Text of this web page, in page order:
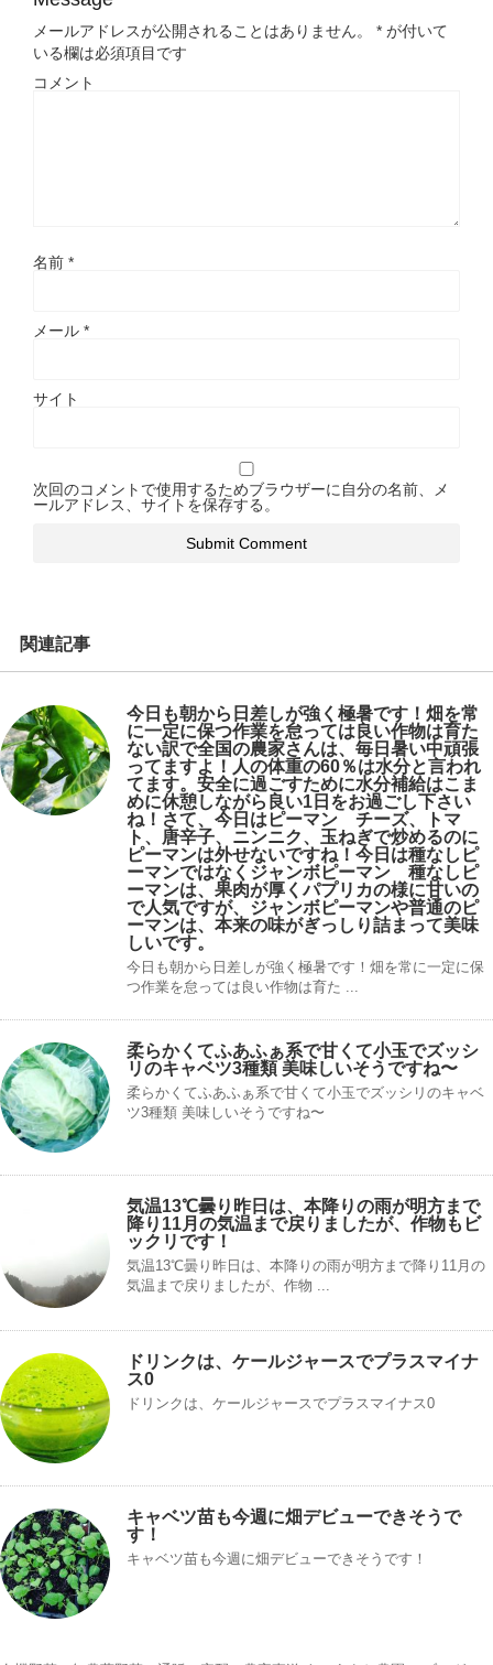
メールアドレスが公開されることはありません。 * が付いて
いる欄は必須項目です
コメント
名前 *
メール *
サイト
次回のコメントで使用するためブラウザーに自分の名前、メ
ールアドレス、サイトを保存する。
関連記事
今日も朝から日差しが強く極暑です！畑を常
に一定に保つ作業を怠っては良い作物は育た
ない訳で全国の農家さんは、毎日暑い中頑張
ってますよ！人の体重の60％は水分と言われ
てます。安全に過ごすために水分補給はこま
めに休憩しながら良い1日をお過ごし下さい
ね！さて、今日はピーマン チーズ、トマ
ト、唐辛子、ニンニク、玉ねぎで炒めるのに
ピーマンは外せないですね！今日は種なしピ
ーマンではなくジャンボピーマン 種なしピ
ーマンは、果肉が厚くパプリカの様に甘いの
で人気ですが、ジャンボピーマンや普通のピ
ーマンは、本来の味がぎっしり詰まって美味
しいです。
今日も朝から日差しが強く極暑です！畑を常に一定に保
つ作業を怠っては良い作物は育た ...
柔らかくてふあふぁ系で甘くて小玉でズッシ
リのキャベツ3種類 美味しいそうですね〜
柔らかくてふあふぁ系で甘くて小玉でズッシリのキャベ
ツ3種類 美味しいそうですね〜
気温13℃曇り昨日は、本降りの雨が明方まで
降り11月の気温まで戻りましたが、作物もビ
ックリです！
気温13℃曇り昨日は、本降りの雨が明方まで降り11月の
気温まで戻りましたが、作物 ...
ドリンクは、ケールジャースでプラスマイナ
ス0
ドリンクは、ケールジャースでプラスマイナス0
キャベツ苗も今週に畑デビューできそうで
す！
キャベツ苗も今週に畑デビューできそうです！